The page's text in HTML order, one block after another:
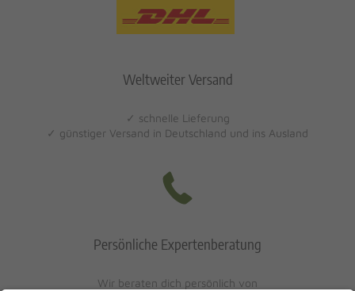
Weltweiter Versand
✓ schnelle Lieferung
✓ günstiger Versand in Deutschland und ins Ausland
Persönliche Expertenberatung
Wir beraten dich persönlich von